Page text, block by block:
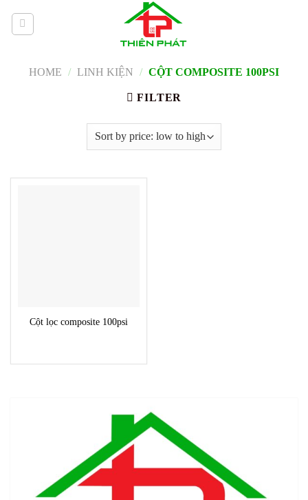
HOME / LINH KIỆN / CỘT COMPOSITE 100PSI
FILTER
Cột lọc composite 100psi